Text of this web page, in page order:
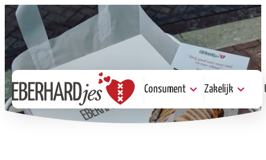
Consument
Consument
Zakelijk
Zakelijk